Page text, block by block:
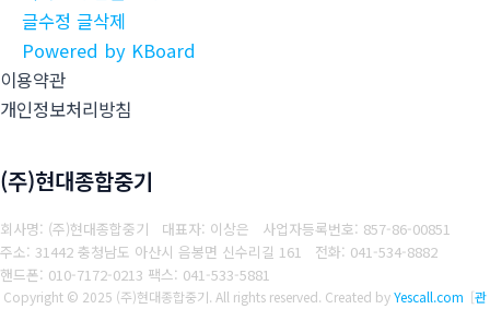
글수정 글삭제
Powered by KBoard
이용약관
개인정보처리방침
(주)현대종합중기
회사명: (주)현대종합중기 대표자: 이상은 사업자등록번호: 857-86-00851
주소: 31442 충청남도 아산시 음봉면 신수리길 161 전화: 041-534-8882
핸드폰: 010-7172-0213 팩스: 041-533-5881
Copyright © 2025 (주)현대종합중기. All rights reserved. Created byYescall.com [관